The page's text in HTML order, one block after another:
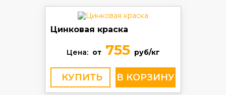
Цинковая краска
Цена: от755 руб/кг
КУПИТЬ